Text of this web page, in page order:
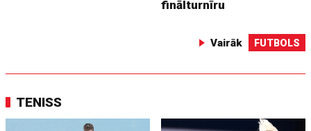
finālturnīru
Vairāk FUTBOLS
TENISS